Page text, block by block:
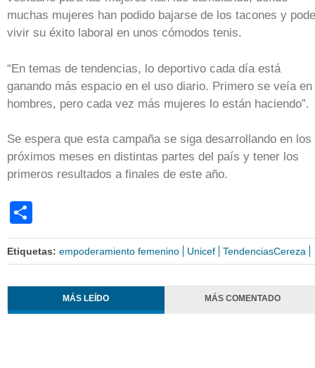
muchas mujeres han podido bajarse de los tacones y
vivir su éxito laboral en unos cómodos tenis.
“En temas de tendencias, lo deportivo cada día está
ganando más espacio en el uso diario. Primero se veía en
hombres, pero cada vez más mujeres lo están haciendo”.
Se espera que esta campaña se siga desarrollando en los
próximos meses en distintas partes del país y tener los
primeros resultados a finales de este año.
Etiquetas: empoderamiento femenino Unicef TendenciasCereza
MÁS LEÍDO MÁS COMENTADO